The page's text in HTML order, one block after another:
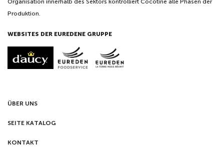
Organisation innerhalb des Sektors kontrolliert Cocotine alle Phasen der
Produktion.
WEBSITES DER EUREDENE GRUPPE
ÜBER UNS
SEITE KATALOG
KONTAKT